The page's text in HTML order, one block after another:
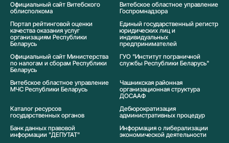
Официальный сайт Витебского
облисполкома
Витебское областное управление
Госпромнадзора
Портал рейтинговой оценки
качества оказания услуг
организациям Республики
Беларусь
Единый государственный регистр
юридических лиц и
индивидуальных
предпринимателей
Официальный сайт Министерства
по налогам и сборам Республики
Беларусь
ГУО "Институт пограничной
службы Республики Беларусь"
Витебское областное управление
МЧС Республики Беларусь
Чашникская районная
организационная структура
ДОСААФ
Каталог ресурсов
государственных органов
Дебюрократизация
административных процедур
Банк данных правовой
информации "ДЕПУТАТ"
Информация о либерализации
экономической деятельности